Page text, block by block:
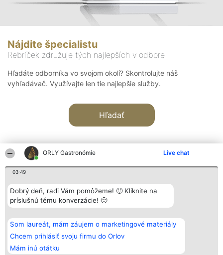
ORLY Gastronómie Live chat
03:49
Dobrý deň, radi Vám pomôžeme! 🙂 Kliknite na
príslušnú tému konverzácie! 🙂
Som laureát, mám záujem o marketingové materiály
Chcem prihlásiť svoju firmu do Orlov
Mám inú otátku
Nájdite špecialistu
Rebríček združuje tých najlepších v odbore
Hľadáte odborníka vo svojom okolí? Skontrolujte náš
vyhľadávač. Využívajte len tie najlepšie služby.
Hľadať
Organizátor hodnotenia
Bright Side Solutions sp. z o.
o. sp. k.
Wrocław 50-079
KRS 0000749100 | Regon
381313360 | NIP 8943132676
+48 508 492 400
Hodnotenie
Laureáti
Lista
Laureatów
Podmienky
Obchodné
podmienky
Kontakt
Kontakt